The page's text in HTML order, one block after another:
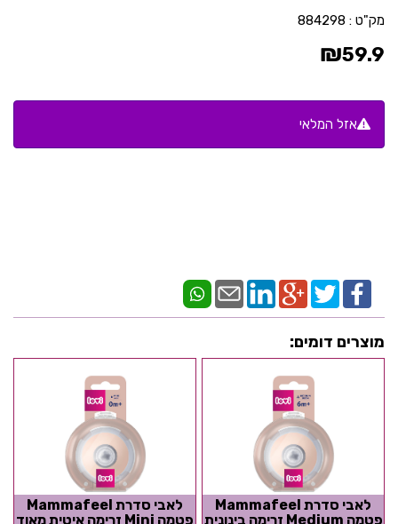
מק"ט : 884298
₪59.9
אזל המלאי
מוצרים דומים:
לאבי סדרת Mammafeel
פטמה Medium זרימה בינונית
לאבי סדרת Mammafeel
פטמה Mini זרימה איטית מאוד